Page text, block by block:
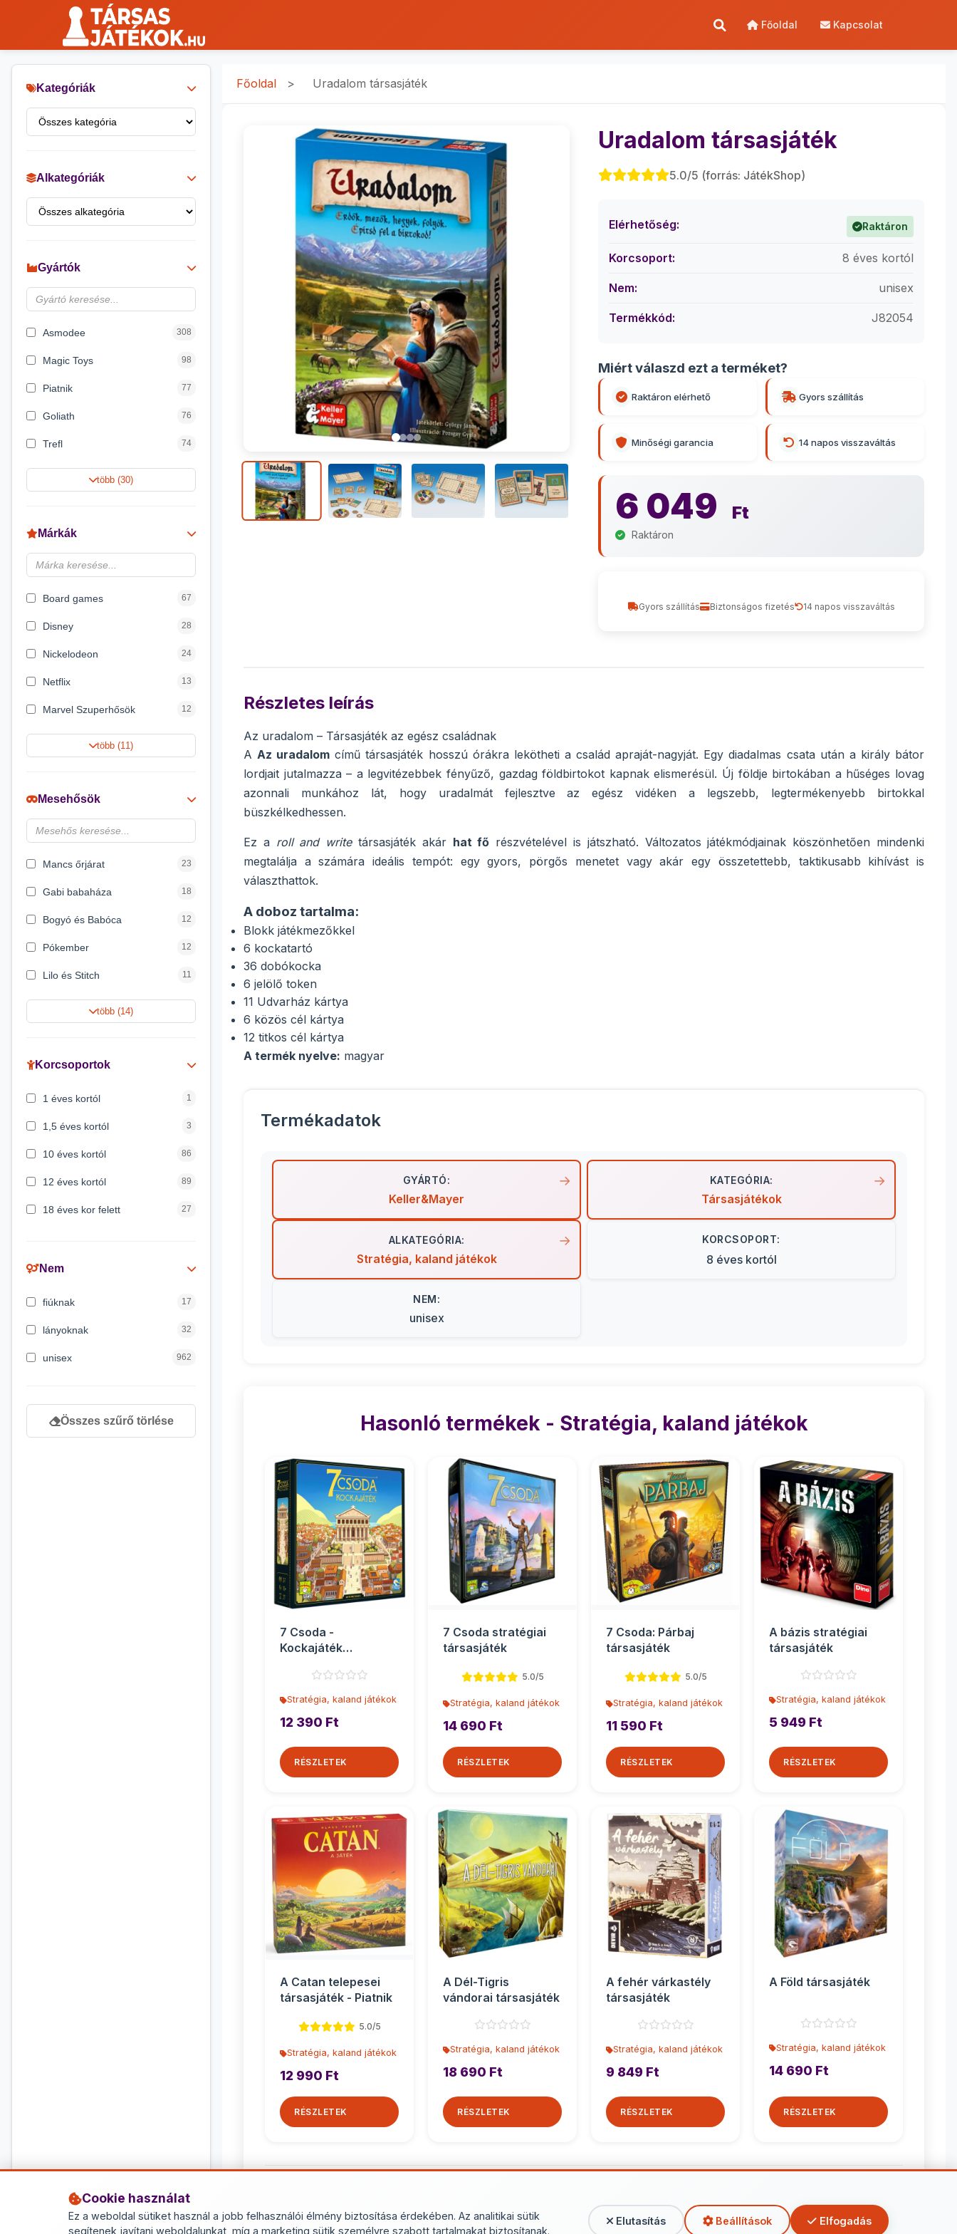
Cookie használat
Ez a weboldal sütiket használ a jobb felhasználói élmény biztosítása érdekében. Az analitikai sütik
segítenek javítani weboldalunkat, míg a marketing sütik személyre szabott tartalmakat biztosítanak.
Elutasítás Beállítások Elfogadás
Főoldal Kapcsolat
Kategóriák
Alkategóriák
Gyártók
Asmodee 308
Magic Toys 98
Piatnik 77
Goliath 76
Trefl 74
Keller&Mayer 60
Spin Master
Delta Vision 28
több (30)
Márkák
Board games 67
Disney 28
Nickelodeon 24
Netflix 13
Marvel Szuperhősök 12
Rubik bűvös kocka 10
Noris
Disney hercegnők 6
több (11)
Mesehősök
Mancs őrjárat 23
Gabi babaháza 18
Bogyó és Babóca 12
Pókember 12
Lilo és Stitch 11
Jégvarázs 9
Peppa malac
több (14)
Korcsoportok
1 éves kortól 1
1,5 éves kortól 3
10 éves kortól 86
12 éves kortól 89
18 éves kor felett 27
3 éves kortól 200
7 éves kortól 53
Nem
fiúknak 17
lányoknak 32
unisex 962
Összes szűrő törlése
Főoldal > Uradalom társasjáték
Uradalom társasjáték
5.0/5 (forrás: JátékShop)
Elérhetőség: Raktáron
Korcsoport: 8 éves kortól
Nem: unisex
Termékkód: J82054
Miért válaszd ezt a terméket?
Raktáron elérhető Gyors szállítás
Minőségi garancia 14 napos visszaváltás
6 049 Ft
Raktáron
Gyors szállítás Biztonságos fizetés 14 napos visszaváltás
Részletes leírás
Az uradalom – Társasjáték az egész családnak
AAz uradalom című társasjáték hosszú órákra lekötheti a család apraját-nagyját. Egy diadalmas csata után a király bátor
lordjait jutalmazza – a legvitézebbek fényűző, gazdag földbirtokot kapnak elismerésül. Új földje birtokában a hűséges lovag
azonnali munkához lát, hogy uradalmát fejlesztve az egész vidéken a legszebb, legtermékenyebb birtokkal
büszkélkedhessen.
Ez a roll and writetársasjáték akár hat fő részvételével is játszható. Változatos játékmódjainak köszönhetően mindenki
megtalálja a számára ideális tempót: egy gyors, pörgős menetet vagy akár egy összetettebb, taktikusabb kihívást is
választhattok.
A doboz tartalma:
Blokk játékmezőkkel
6 kockatartó
36 dobókocka
6 jelölő token
11 Udvarház kártya
6 közös cél kártya
12 titkos cél kártya
A termék nyelve: magyar
Termékadatok
GYÁRTÓ:
Keller&Mayer
KATEGÓRIA:
Társasjátékok
ALKATEGÓRIA:
Stratégia, kaland játékok
KORCSOPORT:
8 éves kortól
NEM:
unisex
Hasonló termékek - Stratégia, kaland játékok
7 Csoda -
Kockajáték
Stratégia, kaland játékok
12 390 Ft
RÉSZLETEK
7 Csoda stratégiai
társasjáték
5.0/5
Stratégia, kaland játékok
14 690 Ft
RÉSZLETEK
7 Csoda: Párbaj
társasjáték
5.0/5
Stratégia, kaland játékok
11 590 Ft
RÉSZLETEK
A bázis stratégiai
társasjáték
Stratégia, kaland játékok
5 949 Ft
RÉSZLETEK
A Catan telepesei
társasjáték - Piatnik
5.0/5
Stratégia, kaland játékok
12 990 Ft
RÉSZLETEK
A Dél-Tigris
vándorai társasjáték
Stratégia, kaland játékok
18 690 Ft
RÉSZLETEK
A fehér várkastély
társasjáték
Stratégia, kaland játékok
9 849 Ft
RÉSZLETEK
A Föld társasjáték
Stratégia, kaland játékok
14 690 Ft
RÉSZLETEK
További termékek - Stratégia, kaland játékok